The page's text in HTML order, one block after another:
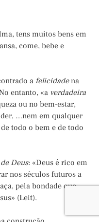
tens muitos bens em
come, bebe e
a felicidadena
entanto, «a verdadeira
ou no bem-estar,
…nem em qualquer
todo o bem e de todo
Deus: «Deus é rico em
nos séculos futuros a
pela bondade que
(Leit).